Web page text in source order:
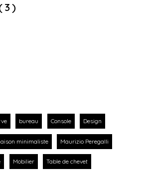
bureau Console Design
minimaliste Maurizio Peregalli
Mobilier Table de chevet